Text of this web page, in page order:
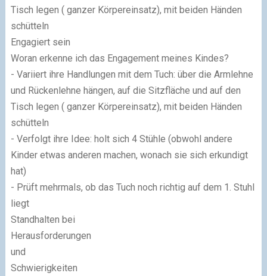
Tisch legen ( ganzer Körpereinsatz), mit beiden Händen
schütteln
Engagiert sein
Woran erkenne ich das Engagement meines Kindes?
- Variiert ihre Handlungen mit dem Tuch: über die Armlehne
und Rückenlehne hängen, auf die Sitzfläche und auf den
Tisch legen ( ganzer Körpereinsatz), mit beiden Händen
schütteln
- Verfolgt ihre Idee: holt sich 4 Stühle (obwohl andere
Kinder etwas anderen machen, wonach sie sich erkundigt
hat)
- Prüft mehrmals, ob das Tuch noch richtig auf dem 1. Stuhl
liegt
Standhalten bei
Herausforderungen
und
Schwierigkeiten